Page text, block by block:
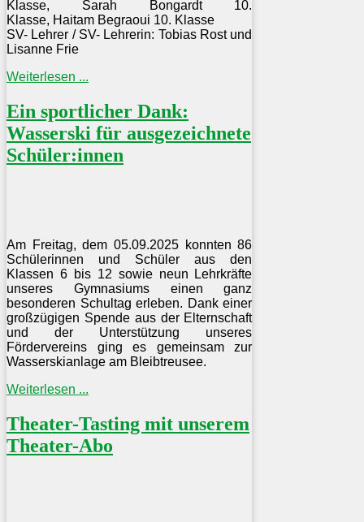
Klasse, Sarah Bongardt 10.
Klasse, Haitam Begraoui 10. Klasse
SV- Lehrer / SV- Lehrerin: Tobias Rost und
Lisanne Frie
Weiterlesen ...
Ein sportlicher Dank:
Wasserski für ausgezeichnete
Schüler:innen
Am Freitag, dem 05.09.2025 konnten 86
Schülerinnen und Schüler aus den
Klassen 6 bis 12 sowie neun Lehrkräfte
unseres Gymnasiums einen ganz
besonderen Schultag erleben. Dank einer
großzügigen Spende aus der Elternschaft
und der Unterstützung unseres
Fördervereins ging es gemeinsam zur
Wasserskianlage am Bleibtreusee.
Weiterlesen ...
Theater-Tasting mit unserem
Theater-Abo